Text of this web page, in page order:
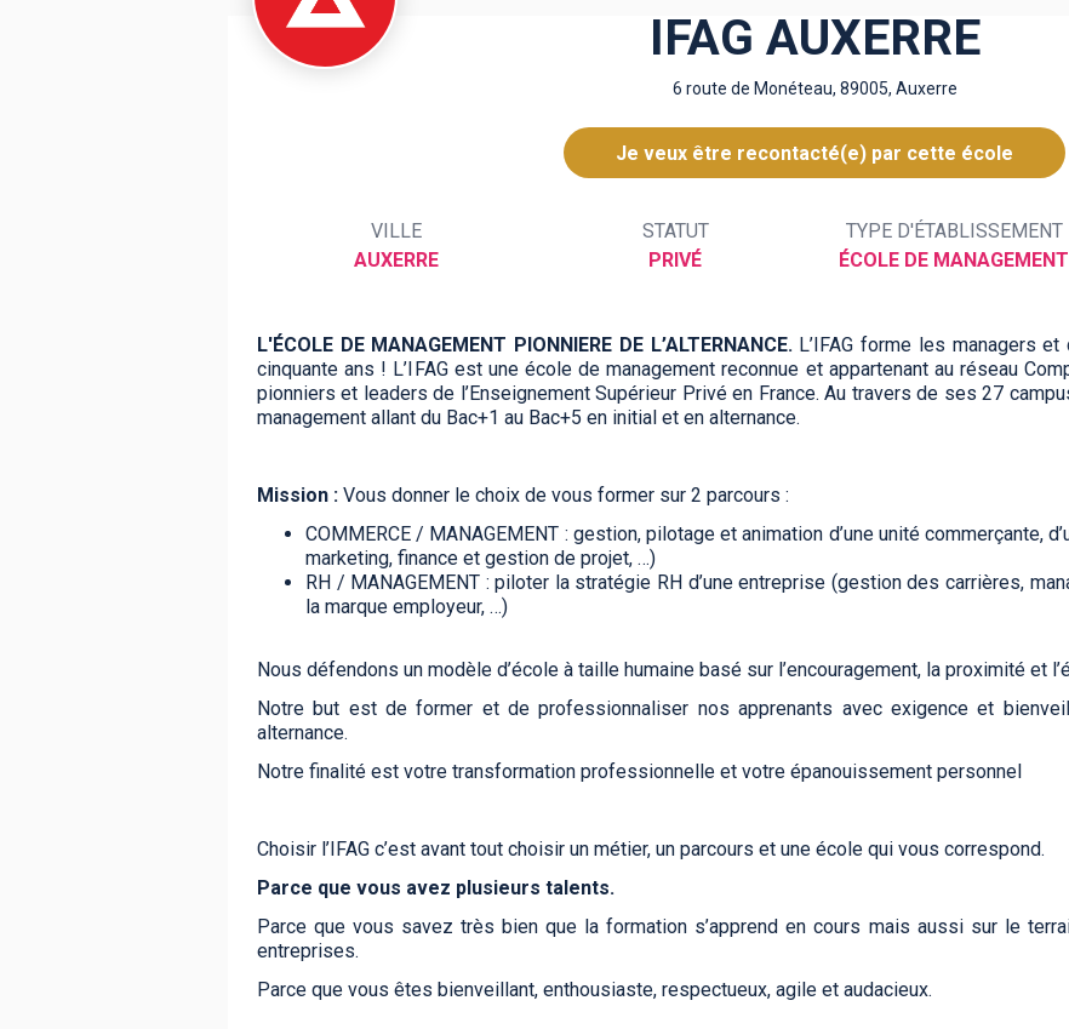
IFAG AUXERRE
6 route de Monéteau, 89005, Auxerre
Je veux être recontacté(e) par cette école
VILLE
AUXERRE
STATUT
PRIVÉ
TYPE D'ÉTABLISSEMENT
ÉCOLE DE MANAGEMENT
L'ÉCOLE DE MANAGEMENT PIONNIERE DE L’ALTERNANCE. L’IFAG forme les managers
cinquante ans ! L’IFAG est une école de management reconnue et appartenant au réseau
pionniers et leaders de l’Enseignement Supérieur Privé en France. Au travers de ses 27
management allant du Bac+1 au Bac+5 en initial et en alternance.
Mission : Vous donner le choix de vous former sur 2 parcours :
COMMERCE / MANAGEMENT : gestion, pilotage et animation d’une unité commerçante,
marketing, finance et gestion de projet, …)
RH / MANAGEMENT : piloter la stratégie RH d’une entreprise (gestion des carrières,
la marque employeur, …)
Nous défendons un modèle d’école à taille humaine basé sur l’encouragement, la proximité et
Notre but est de former et de professionnaliser nos apprenants avec exigence et
alternance.
Notre finalité est votre transformation professionnelle et votre épanouissement personnel
Choisir l’IFAG c’est avant tout choisir un métier, un parcours et une école qui vous correspond.
Parce que vous avez plusieurs talents.
Parce que vous savez très bien que la formation s’apprend en cours mais aussi sur le
entreprises.
Parce que vous êtes bienveillant, enthousiaste, respectueux, agile et audacieux.